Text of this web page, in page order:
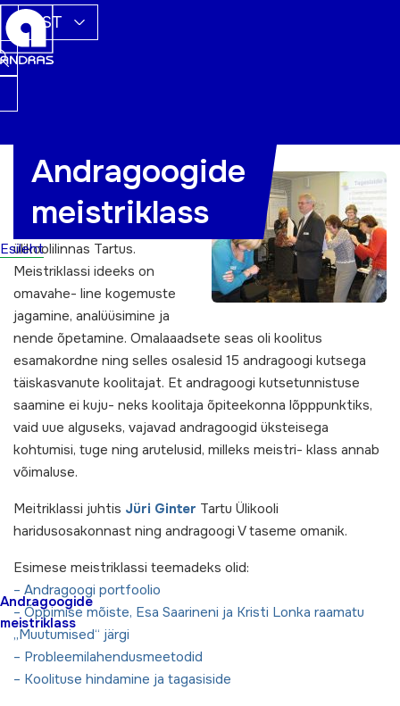
EST
Esileht
Andragoogide
meistriklass
Andragoogide
meistriklass
Esimene kahepäevane
andragoogide meistri- klass
toimus oktoobri lõpupäevil
ülikoolilinnas Tartus.
Meistriklassi ideeks on
omavahe- line kogemuste
jagamine, analüüsimine ja
nende õpetamine. Omalaaadsete seas oli koolitus
esamakordne ning selles osalesid 15 andragoogi kutsega
täiskasvanute koolitajat. Et andragoogi kutsetunnistuse
saamine ei kuju- neks koolitaja õpiteekonna lõpppunktiks,
vaid uue alguseks, vajavad andragoogid üksteisega
kohtumisi, tuge ning arutelusid, milleks meistri- klass annab
võimaluse.
Meitriklassi juhtis Jüri Ginter Tartu Ülikooli
haridusosakonnast ning andragoogi V taseme omanik.
Esimese meistriklassi teemadeks olid:
– Andragoogi portfoolio
– Õppimise mõiste, Esa Saarineni ja Kristi Lonka raamatu
„Muutumised“ järgi
– Probleemilahendusmeetodid
– Koolituse hindamine ja tagasiside